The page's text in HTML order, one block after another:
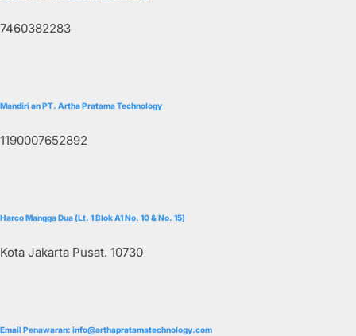
7460382283
Mandiri an PT. Artha Pratama Technology
1190007652892
Harco Mangga Dua (Lt. 1 Blok A1 No. 10 & No. 15)
Kota Jakarta Pusat. 10730
Email Penawaran: info@arthapratamatechnology.com